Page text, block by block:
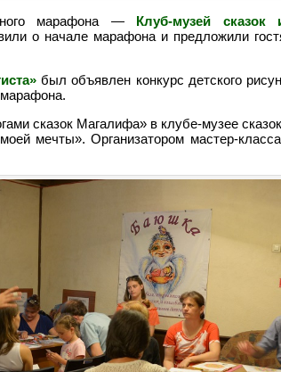
марафона — Клуб-музей
о начале марафона и предложили
был объявлен конкурс детского
сказок Магалифа» в клубе-музее
мечты». Организатором мастер-